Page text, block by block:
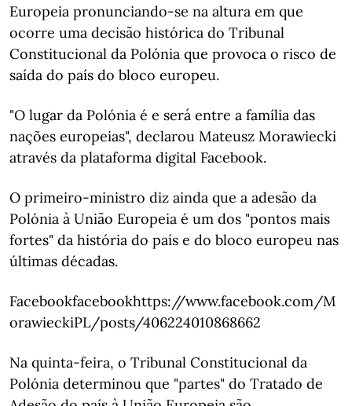
Europeia pronunciando-se na altura em que
ocorre uma decisão histórica do Tribunal
Constitucional da Polónia que provoca o risco de
saída do país do bloco europeu.
"O lugar da Polónia é e será entre a família das
nações europeias", declarou Mateusz Morawiecki
através da plataforma digital Facebook.
O primeiro-ministro diz ainda que a adesão da
Polónia à União Europeia é um dos "pontos mais
fortes" da história do país e do bloco europeu nas
últimas décadas.
Facebookfacebookhttps://www.facebook.com/M
orawieckiPL/posts/406224010868662
Na quinta-feira, o Tribunal Constitucional da
Polónia determinou que "partes" do Tratado de